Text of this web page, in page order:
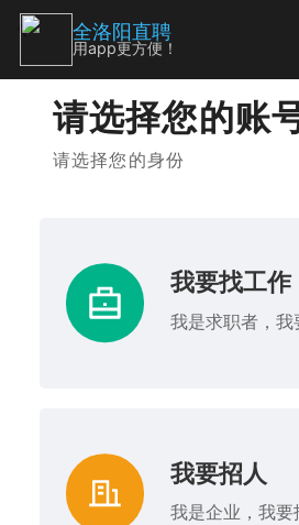
请选择您的账
请选择您的身份
我要找工作
我是求职者，我
我要招人
我是企业，我要
全洛阳直聘
用app更方便！